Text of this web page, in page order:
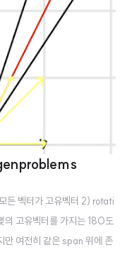
벡터를 구할 수 있다. 대각
있다. 2. Summary 계산은
벡터가 고유벡터 2) rotati
고유벡터를 가지는 180도
여전히 같은 span 위에 존